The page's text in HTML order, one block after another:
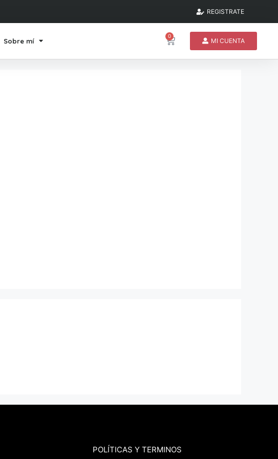
REGISTRATE
Sobre mí
0
MI CUENTA
POLÍTICAS Y TERMINOS